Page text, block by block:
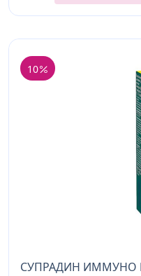
10
СУПРАДИН ИММУНО